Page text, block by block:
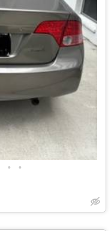
• •